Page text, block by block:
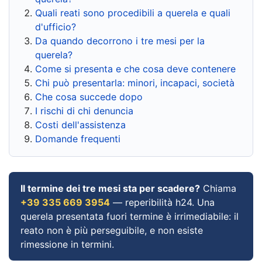
Quali reati sono procedibili a querela e quali
d'ufficio?
Da quando decorrono i tre mesi per la
querela?
Come si presenta e che cosa deve contenere
Chi può presentarla: minori, incapaci, società
Che cosa succede dopo
I rischi di chi denuncia
Costi dell'assistenza
Domande frequenti
Il termine dei tre mesi sta per scadere? Chiama
+39 335 669 3954 — reperibilità h24. Una
querela presentata fuori termine è irrimediabile: il
reato non è più perseguibile, e non esiste
rimessione in termini.